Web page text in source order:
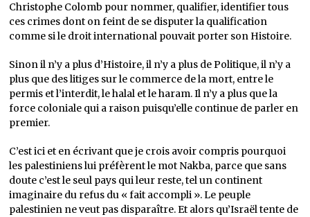
Christophe Colomb pour nommer, qualifier, identifier tous
ces crimes dont on feint de se disputer la qualification
comme si le droit international pouvait porter son Histoire.
Sinon il n’y a plus d’Histoire, il n’y a plus de Politique, il n’y a
plus que des litiges sur le commerce de la mort, entre le
permis et l’interdit, le halal et le haram. Il n’y a plus que la
force coloniale qui a raison puisqu’elle continue de parler en
premier.
C’est ici et en écrivant que je crois avoir compris pourquoi
les palestiniens lui préfèrent le mot Nakba, parce que sans
doute c’est le seul pays qui leur reste, tel un continent
imaginaire du refus du « fait accompli ». Le peuple
palestinien ne veut pas disparaître. Et alors qu’Israël tente de